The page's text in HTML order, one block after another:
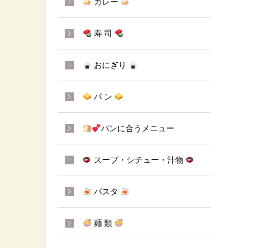
カレー
寿 司
おにぎり
パ ン
パンに合うメニュー
スープ・シチュー・汁物
パスタ
麺 類